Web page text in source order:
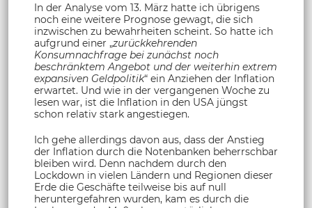
In der Analyse vom 13. März hatte ich übrigens
noch eine weitere Prognose gewagt, die sich
inzwischen zu bewahrheiten scheint. So hatte ich
aufgrund einer „zurückkehrenden
Konsumnachfrage bei zunächst noch
beschränktem Angebot und der weiterhin extrem
expansiven Geldpolitik“ ein Anziehen der Inflation
erwartet. Und wie in der vergangenen Woche zu
lesen war, ist die Inflation in den USA jüngst
schon relativ stark angestiegen.
Ich gehe allerdings davon aus, dass der Anstieg
der Inflation durch die Notenbanken beherrschbar
bleiben wird. Denn nachdem durch den
Lockdown in vielen Ländern und Regionen dieser
Erde die Geschäfte teilweise bis auf null
heruntergefahren wurden, kam es durch die